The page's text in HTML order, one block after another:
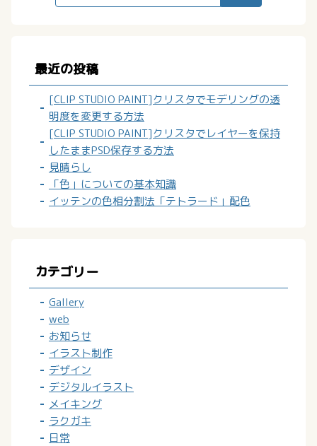
最近の投稿
[CLIP STUDIO PAINT]クリスタでモデリングの透
明度を変更する方法
[CLIP STUDIO PAINT]クリスタでレイヤーを保持
したままPSD保存する方法
見晴らし
「色」についての基本知識
イッテンの色相分割法「テトラード」配色
カテゴリー
Gallery
web
お知らせ
イラスト制作
デザイン
デジタルイラスト
メイキング
ラクガキ
日常